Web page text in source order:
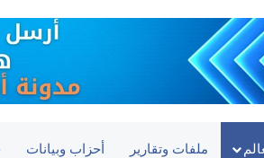
ملفات وتقارير أحزاب وبيانات